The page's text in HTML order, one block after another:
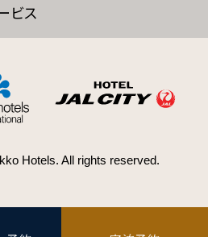
インショップ
ビス
Hotels. All rights reserved.